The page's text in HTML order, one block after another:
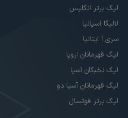
لیگ برتر انگلیس
لالیگا اسپانیا
سری آ ایتالیا
لیگ قهرمانان اروپا
لیگ نخبگان آسیا
لیگ قهرمانان آسیا دو
لیگ برتر فوتسال